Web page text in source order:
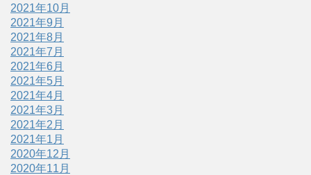
2021年10月
2021年9月
2021年8月
2021年7月
2021年6月
2021年5月
2021年4月
2021年3月
2021年2月
2021年1月
2020年12月
2020年11月